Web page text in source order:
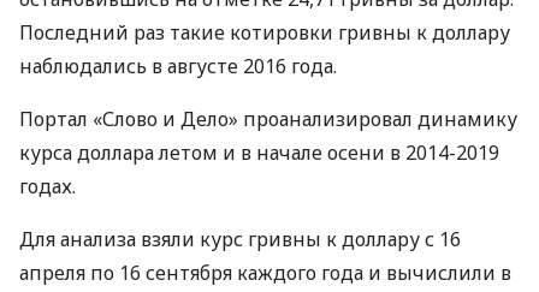
Последний раз такие котировки гривны к доллару
наблюдались в августе 2016 года.
Портал «Слово и Дело» проанализировал динамику
курса доллара летом и в начале осени в 2014-2019
годах.
Для анализа взяли курс гривны к доллару с 16
апреля по 16 сентября каждого года и вычислили в